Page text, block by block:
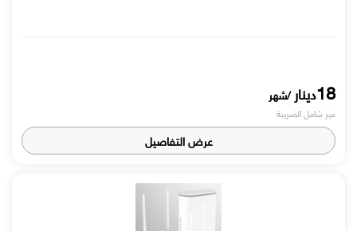
18دينار/شهر
غير شامل الضريبة
عرض التفاصيل